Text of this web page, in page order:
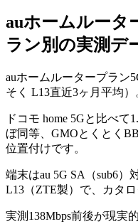
auホームルータ
ラン別の実測デ
auホームルータープラン
そく L13直近3ヶ月平均）
ドコモ home 5Gと比べて
ぼ同等、GMOとくとく
位置付けです。
端末はau 5G SA（sub6）
L13（ZTE製）で、カタロ
実測138Mbps前後が現実